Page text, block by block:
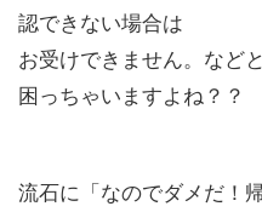
認できない場合は
お受けできません。など
困っちゃいますよね？？
流石に「なのでダメだ！